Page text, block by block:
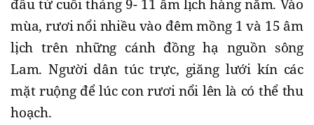
đầu từ cuối tháng 9- 11 âm lịch hàng năm. Vào
mùa, rươi nổi nhiều vào đêm mồng 1 và 15 âm
lịch trên những cánh đồng hạ nguồn sông
Lam. Người dân túc trực, giăng lưới kín các
mặt ruộng để lúc con rươi nổi lên là có thể thu
hoạch.